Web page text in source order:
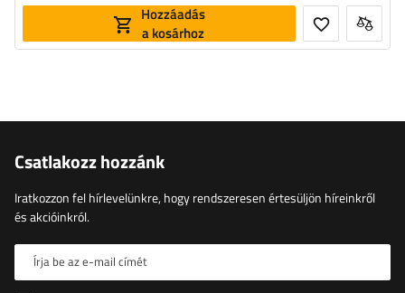
Hozzáadás
a kosárhoz
Csatlakozz hozzánk
Iratkozzon fel hírlevelünkre, hogy rendszeresen értesüljön híreinkről
és akcióinkról.
Írja be az e-mail címét